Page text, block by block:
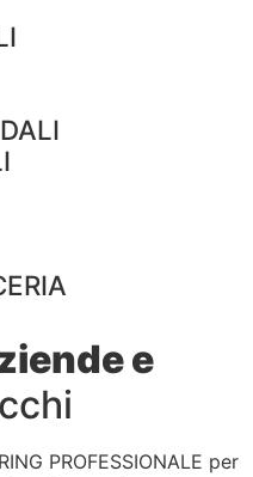
e
PROFESSIONALE per